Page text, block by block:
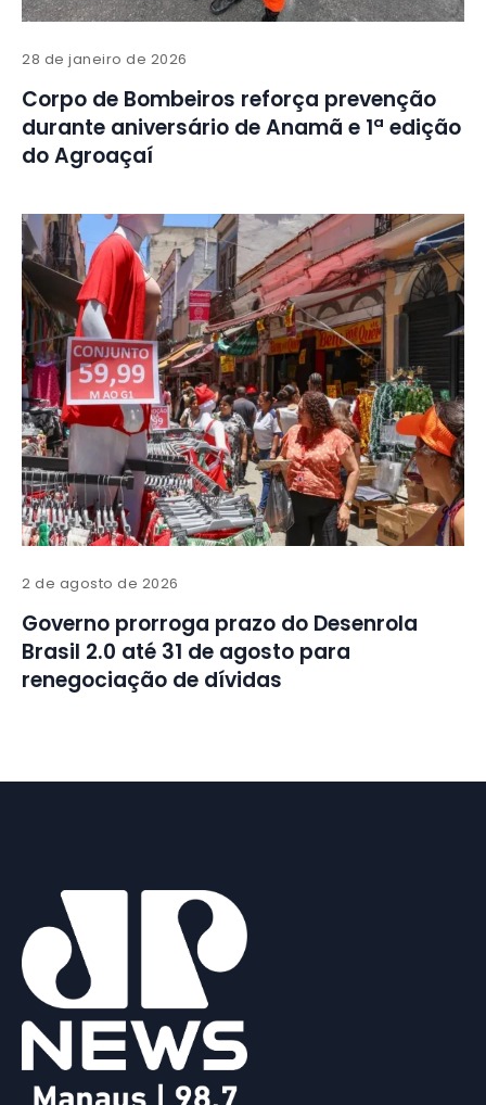
28 de janeiro de 2026
Corpo de Bombeiros reforça prevenção
durante aniversário de Anamã e 1ª edição
do Agroaçaí
2 de agosto de 2026
Governo prorroga prazo do Desenrola
Brasil 2.0 até 31 de agosto para
renegociação de dívidas